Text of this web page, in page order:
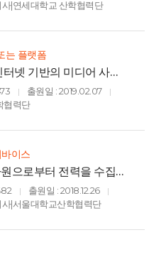
|연세대학교 산학협력단
는 플랫폼
넷 기반의 미디어 사물
THINGS BASED
INTERNET OF
OF OPERATING
| 출원일 : 2019.02.07 |
협력단
이스
으로부터 전력을 수집
AND
DISTRIBUTED
| 출원일 : 2018.12.26 |
|서울대학교산학협력단